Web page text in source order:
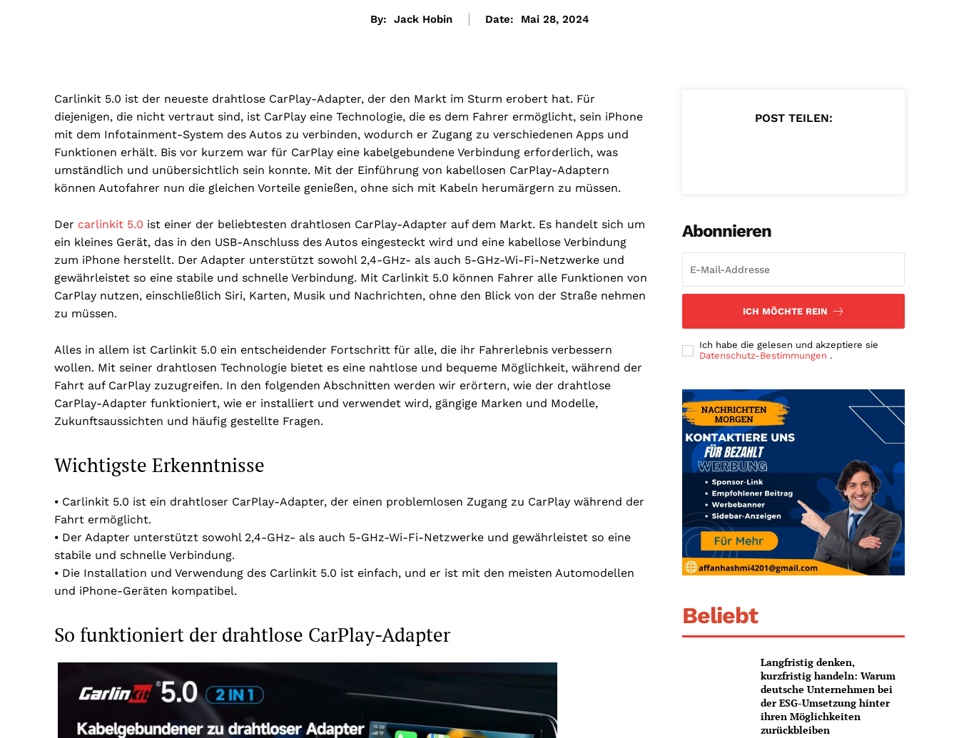
By: Jack Hobin Date: Mai 28, 2024
Carlinkit 5.0 ist der neueste drahtlose CarPlay-Adapter, der den Markt im Sturm erobert hat. Für
diejenigen, die nicht vertraut sind, ist CarPlay eine Technologie, die es dem Fahrer ermöglicht, sein iPhone
mit dem Infotainment-System des Autos zu verbinden, wodurch er Zugang zu verschiedenen Apps und
Funktionen erhält. Bis vor kurzem war für CarPlay eine kabelgebundene Verbindung erforderlich, was
umständlich und unübersichtlich sein konnte. Mit der Einführung von kabellosen CarPlay-Adaptern
können Autofahrer nun die gleichen Vorteile genießen, ohne sich mit Kabeln herumärgern zu müssen.
Der carlinkit 5.0 ist einer der beliebtesten drahtlosen CarPlay-Adapter auf dem Markt. Es handelt sich um
ein kleines Gerät, das in den USB-Anschluss des Autos eingesteckt wird und eine kabellose Verbindung
zum iPhone herstellt. Der Adapter unterstützt sowohl 2,4-GHz- als auch 5-GHz-Wi-Fi-Netzwerke und
gewährleistet so eine stabile und schnelle Verbindung. Mit Carlinkit 5.0 können Fahrer alle Funktionen von
CarPlay nutzen, einschließlich Siri, Karten, Musik und Nachrichten, ohne den Blick von der Straße nehmen
zu müssen.
Alles in allem ist Carlinkit 5.0 ein entscheidender Fortschritt für alle, die ihr Fahrerlebnis verbessern
wollen. Mit seiner drahtlosen Technologie bietet es eine nahtlose und bequeme Möglichkeit, während der
Fahrt auf CarPlay zuzugreifen. In den folgenden Abschnitten werden wir erörtern, wie der drahtlose
CarPlay-Adapter funktioniert, wie er installiert und verwendet wird, gängige Marken und Modelle,
Zukunftsaussichten und häufig gestellte Fragen.
Wichtigste Erkenntnisse
⦁ Carlinkit 5.0 ist ein drahtloser CarPlay-Adapter, der einen problemlosen Zugang zu CarPlay während der
Fahrt ermöglicht.
⦁ Der Adapter unterstützt sowohl 2,4-GHz- als auch 5-GHz-Wi-Fi-Netzwerke und gewährleistet so eine
stabile und schnelle Verbindung.
⦁ Die Installation und Verwendung des Carlinkit 5.0 ist einfach, und er ist mit den meisten Automodellen
und iPhone-Geräten kompatibel.
So funktioniert der drahtlose CarPlay-Adapter
POST TEILEN:
Abonnieren
ICH MÖCHTE REIN
Ich habe die gelesen und akzeptiere sie
Datenschutz-Bestimmungen .
Beliebt
Langfristig denken,
kurzfristig handeln: Warum
deutsche Unternehmen bei
der ESG-Umsetzung hinter
ihren Möglichkeiten
zurückbleiben